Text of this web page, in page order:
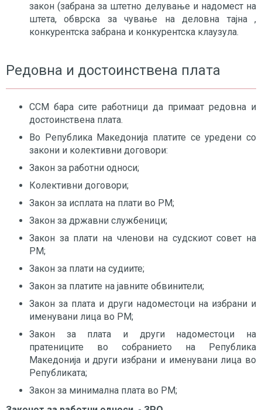
закон (забрана за штетно делување и надомест на
штета, обврска за чување на деловна тајна ,
конкурентска забрана и конкурентска клаузула.
Редовна и достоинствена плата
ССМ бара сите работници да примаат редовна и
достоинствена плата.
Во Република Македонија платите се уредени со
закони и колективни договори:
Закон за работни односи;
Колективни договори;
Закон за исплата на плати во РМ;
Закон за државни службеници;
Закон за плати на членови на судскиот совет на
РМ;
Закон за плати на судиите;
Закон за платите на јавните обвинители;
Закон за плата и други надоместоци на избрани и
именувани лица во РМ;
Закон за плата и други надоместоци на
пратениците во собранието на Република
Македонија и други избрани и именувани лица во
Републиката;
Закон за минимална плата во РМ;